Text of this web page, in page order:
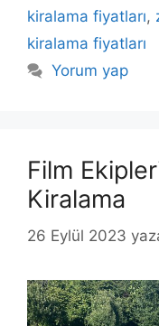
kiralama fiyatları,
kiralama fiyatları
Yorum yap
Film
Kiralama
26 Eylül 2023